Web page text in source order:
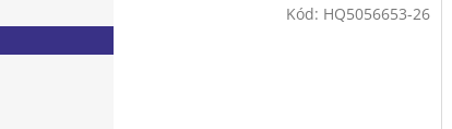
Kód: HQ5056653-26